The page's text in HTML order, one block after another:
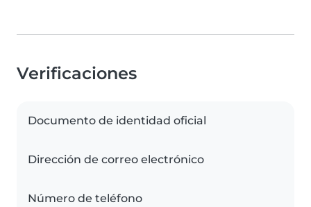
Verificaciones
Documento de identidad oficial
Dirección de correo electrónico
Número de teléfono